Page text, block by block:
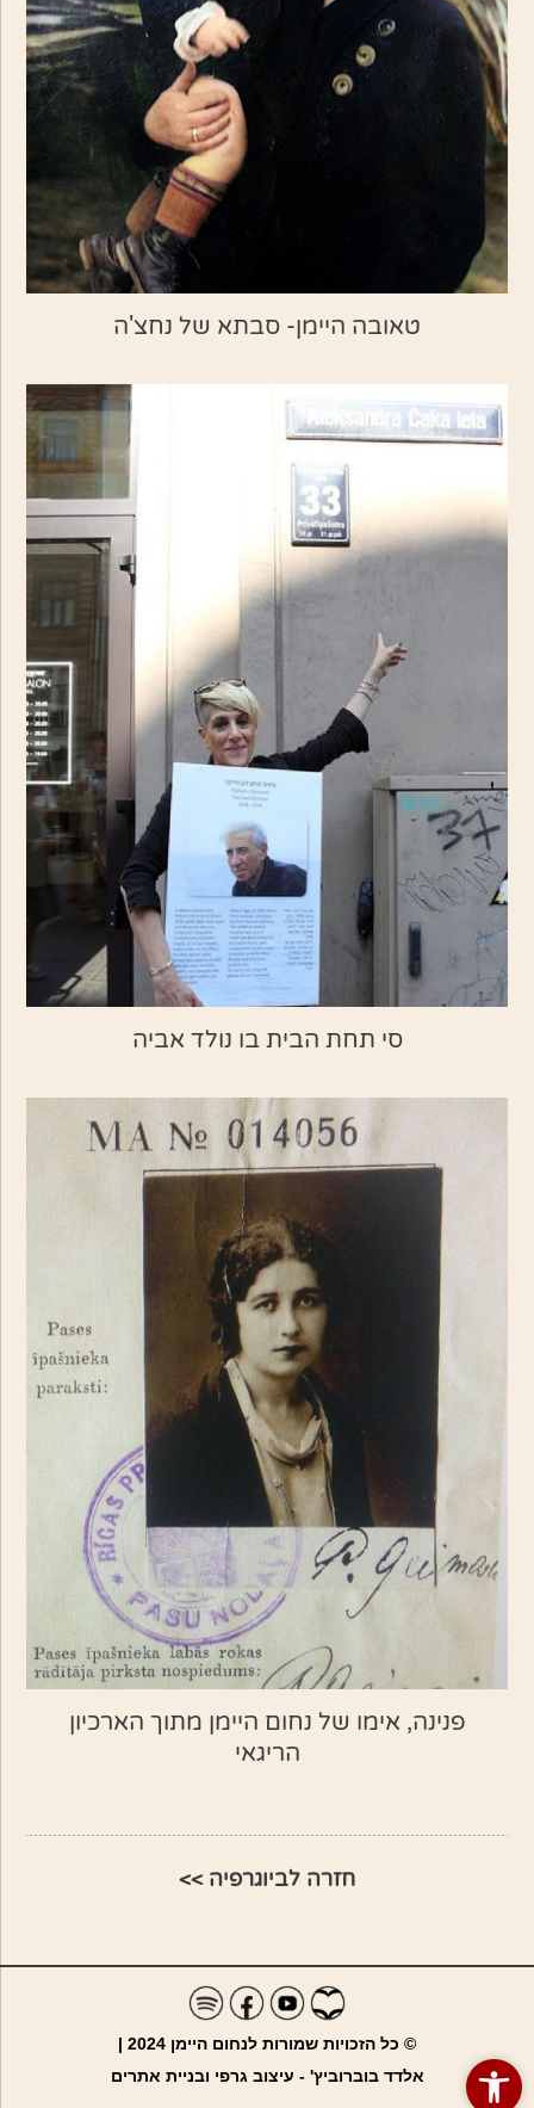
פתח סרגל נגישות
טאובה היימן- סבתא של נחצ'ה
סי תחת הבית בו נולד אביה
פנינה, אימו של נחום היימן מתוך הארכיון
הריגאי
חזרה לביוגרפיה >>
© כל הזכויות שמורות לנחום היימן 2024 |
אלדד בוברוביץ' - עיצוב גרפי ובניית אתרים